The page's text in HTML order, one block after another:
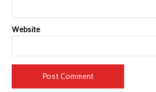
Website